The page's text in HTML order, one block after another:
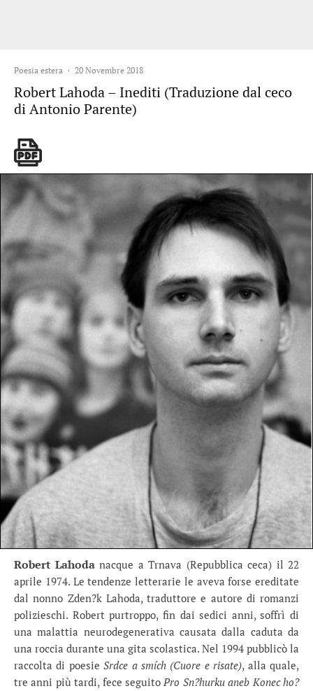
Poesia estera · 20 Novembre 2018
Robert Lahoda – Inediti (Traduzione dal ceco
di Antonio Parente)
Robert Lahodanacque a Trnava (Repubblica ceca) il 22
aprile 1974. Le tendenze letterarie le aveva forse ereditate
dal nonno Zden?k Lahoda, traduttore e autore di romanzi
polizieschi. Robert purtroppo, fin dai sedici anni, soffrì di
una malattia neurodegenerativa causata dalla caduta da
una roccia durante una gita scolastica. Nel 1994 pubblicò la
raccolta di poesieSrdce a smích (Cuore e risate), alla quale,
tre anni più tardi, fece seguitoPro Sn?hurku aneb Konec ho?